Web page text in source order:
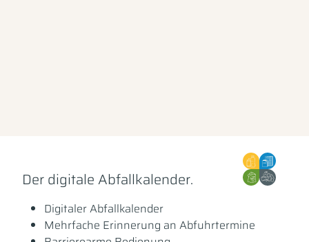
Der digitale Abfallkalender.
Digitaler Abfallkalender
Mehrfache Erinnerung an Abfuhrtermine